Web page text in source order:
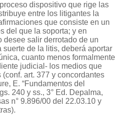
dispositivo que rige las
entre los litigantes la
que consiste en un
del que la soporta; y en
salir derrotado de un
de la litis, deberá aportar
cuanto menos formalmente
judicial- los medios que
art. 377 y concordantes
E. “Fundamentos del
240 y ss., 3° Ed. Depalma,
n° 9.896/00 del 22.03.10 y